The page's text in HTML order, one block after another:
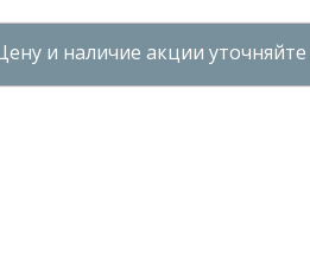
и наличие акции